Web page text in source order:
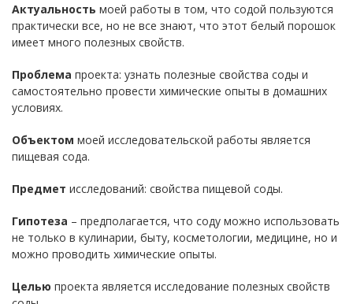
Актуальность моей работы в том, что содой пользуются
практически все, но не все знают, что этот белый порошок
имеет много полезных свойств.
Проблема проекта: узнать полезные свойства соды и
самостоятельно провести химические опыты в домашних
условиях.
Объектом моей исследовательской работы является
пищевая сода.
Предмет исследований: свойства пищевой соды.
Гипотеза – предполагается, что соду можно использовать
не только в кулинарии, быту, косметологии, медицине, но и
можно проводить химические опыты.
Целью проекта является исследование полезных свойств